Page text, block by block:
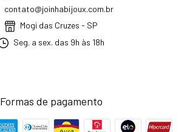
contato@joinhabijoux.com.br
Mogi das Cruzes - SP
Seg. a sex. das 9h às 18h
Formas de pagamento